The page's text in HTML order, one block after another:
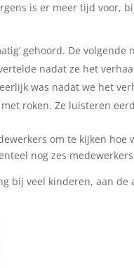
is er meer tijd voor,
gehoord. De
nadat ze het
was nadat we het
roken. Ze luisteren
om te kijken
nog zes
bij veel kinderen, aan